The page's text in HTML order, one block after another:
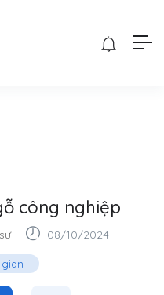
công nghiệp
08/10/2024